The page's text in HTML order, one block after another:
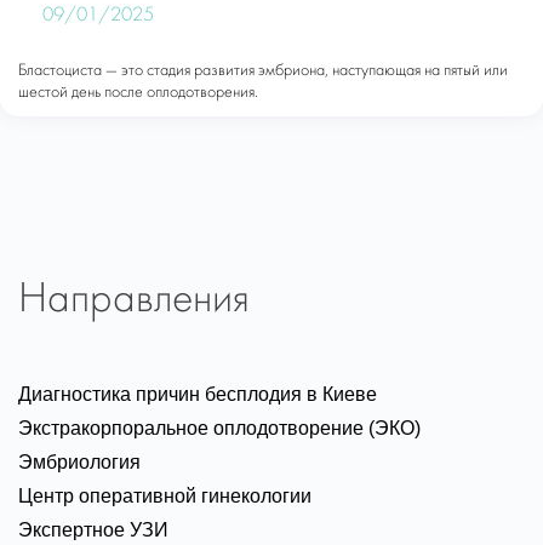
09/01/2025
Бластоциста — это стадия развития эмбриона, наступающая на пятый или
шестой день после оплодотворения.
Направления
Диагностика причин бесплодия в Киеве
Экстракорпоральное оплодотворение (ЭКО)
Эмбриология
Центр оперативной гинекологии
Экспертное УЗИ